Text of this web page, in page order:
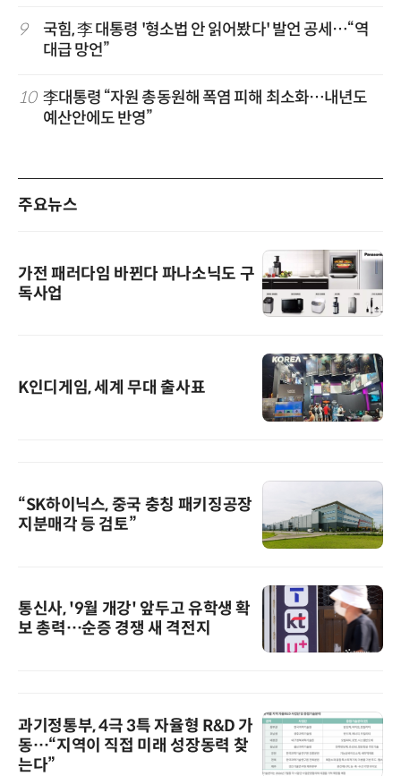
9
국힘, 李 대통령 '형소법 안 읽어봤다' 발언 공세…“역
대급 망언”
10 李대통령 “자원 총동원해 폭염 피해 최소화…내년도
예산안에도 반영”
주요뉴스
가전 패러다임 바뀐다 파나소닉도 구
독사업
K인디게임, 세계 무대 출사표
“SK하이닉스, 중국 충칭 패키징공장
지분매각 등 검토”
통신사, '9월 개강' 앞두고 유학생 확
보 총력…순증 경쟁 새 격전지
과기정통부, 4극 3특 자율형 R&D 가
동…“지역이 직접 미래 성장동력 찾
는다”